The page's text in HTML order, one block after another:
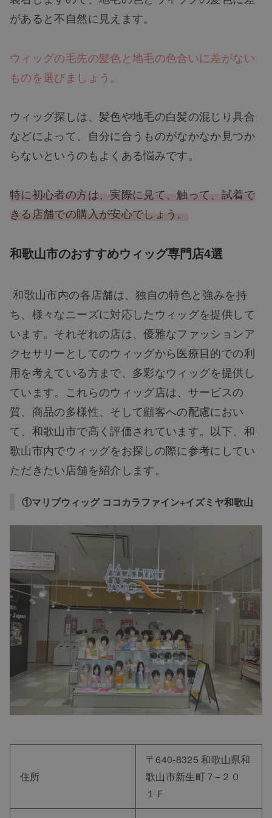
があると不自然に見えます。
ウィッグの毛先の髪色と地毛の色合いに差がない
ものを選びましょう。
ウィッグ探しは、髪色や地毛の白髪の混じり具合
などによって、自分に合うものがなかなか見つか
らないというのもよくある悩みです。
特に初心者の方は、実際に見て、触って、試着で
きる店舗での購入が安心でしょう。
和歌山市のおすすめウィッグ専門店4選
和歌山市内の各店舗は、独自の特色と強みを持
ち、様々なニーズに対応したウィッグを提供して
います。それぞれの店は、優雅なファッションア
クセサリーとしてのウィッグから医療目的での利
用を考えている方まで、多彩なウィッグを提供し
ています。これらのウィッグ店は、サービスの
質、商品の多様性、そして顧客への配慮におい
て、和歌山市で高く評価されています。以下、和
歌山市内でウィッグをお探しの際に参考にしてい
ただきたい店舗を紹介します。
①マリブウィッグ ココカラファイン+イズミヤ和歌山
住所
〒640-8325 和歌山県和
歌山市新生町７−２０
１Ｆ